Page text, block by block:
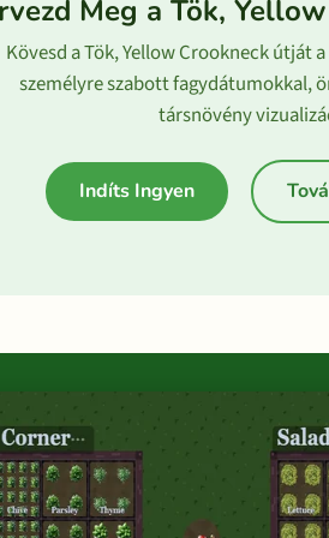
Meg a Tök,
Kövesd a Tök, Yellow Crookneck útját
személyre szabott fagydátumokkal,
társnövény
Indíts Ingyen